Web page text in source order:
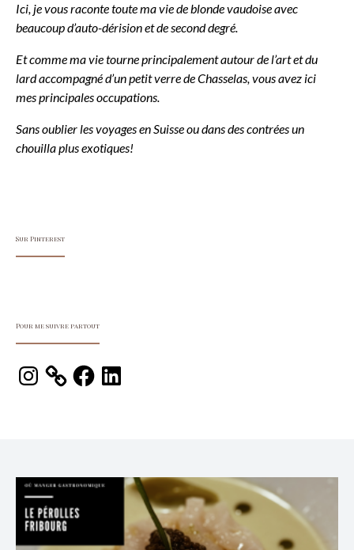
Ici, je vous raconte toute ma vie de blonde vaudoise avec
beaucoup d’auto-dérision et de second degré.
Et comme ma vie tourne principalement autour de l’art et du
lard accompagné d’un petit verre de Chasselas, vous avez ici
mes principales occupations.
Sans oublier les voyages en Suisse ou dans des contrées un
chouilla plus exotiques!
Sur Pinterest
Pour me suivre partout
Instagram FacebookLinkedIn